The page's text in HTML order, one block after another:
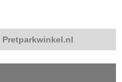
Pretparkwinkel.nl